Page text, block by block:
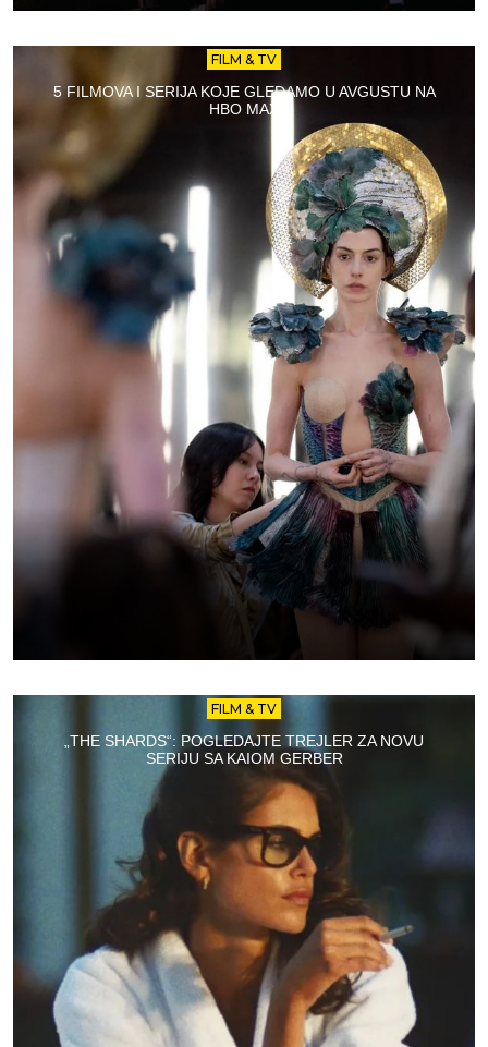
FILM & TV
5 FILMOVA I SERIJA KOJE GLEDAMO U AVGUSTU NA
HBO MAX
FILM & TV
„THE SHARDS“: POGLEDAJTE TREJLER ZA NOVU
SERIJU SA KAIOM GERBER